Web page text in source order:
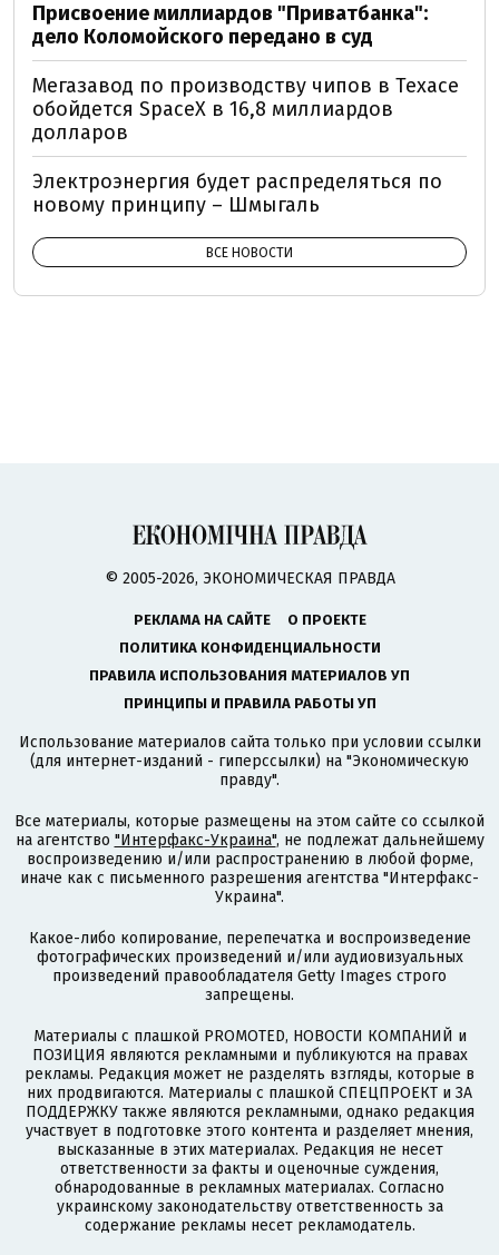
Присвоение миллиардов "Приватбанка":
дело Коломойского передано в суд
Мегазавод по производству чипов в Техасе
обойдется SpaceX в 16,8 миллиардов
долларов
Электроэнергия будет распределяться по
новому принципу – Шмыгаль
ВСЕ НОВОСТИ
© 2005-2026, ЭКОНОМИЧЕСКАЯ ПРАВДА
РЕКЛАМА НА САЙТЕ
О ПРОЕКТЕ
ПОЛИТИКА КОНФИДЕНЦИАЛЬНОСТИ
ПРАВИЛА ИСПОЛЬЗОВАНИЯ МАТЕРИАЛОВ УП
ПРИНЦИПЫ И ПРАВИЛА РАБОТЫ УП
Использование материалов сайта только при условии ссылки
(для интернет-изданий - гиперссылки) на "Экономическую
правду".
Все материалы, которые размещены на этом сайте со ссылкой
на агентство "Интерфакс-Украина", не подлежат дальнейшему
воспроизведению и/или распространению в любой форме,
иначе как с письменного разрешения агентства "Интерфакс-
Украина".
Какое-либо копирование, перепечатка и воспроизведение
фотографических произведений и/или аудиовизуальных
произведений правообладателя Getty Images строго
запрещены.
Материалы с плашкой PROMOTED, НОВОСТИ КОМПАНИЙ и
ПОЗИЦИЯ являются рекламными и публикуются на правах
рекламы. Редакция может не разделять взгляды, которые в
них продвигаются. Материалы с плашкой СПЕЦПРОЕКТ и ЗА
ПОДДЕРЖКУ также являются рекламными, однако редакция
участвует в подготовке этого контента и разделяет мнения,
высказанные в этих материалах. Редакция не несет
ответственности за факты и оценочные суждения,
обнародованные в рекламных материалах. Согласно
украинскому законодательству ответственность за
содержание рекламы несет рекламодатель.